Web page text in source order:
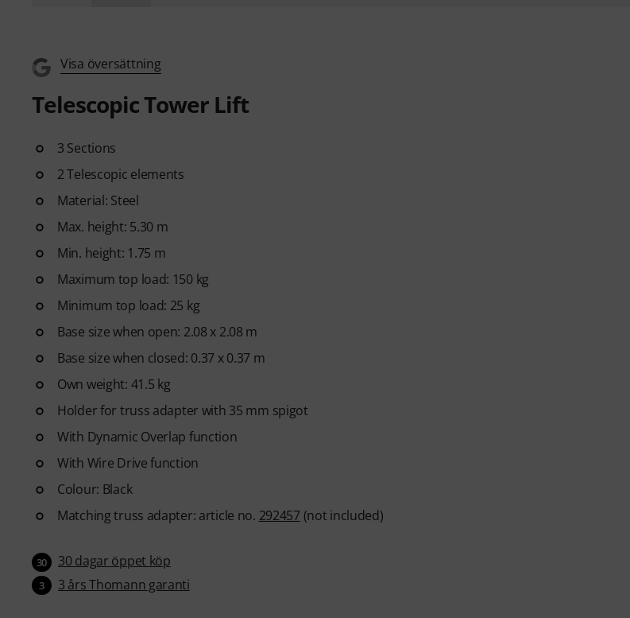
Visa översättning
Telescopic Tower Lift
3 Sections
2 Telescopic elements
Material: Steel
Max. height: 5.30 m
Min. height: 1.75 m
Maximum top load: 150 kg
Minimum top load: 25 kg
Base size when open: 2.08 x 2.08 m
Base size when closed: 0.37 x 0.37 m
Own weight: 41.5 kg
Holder for truss adapter with 35 mm spigot
With Dynamic Overlap function
With Wire Drive function
Colour: Black
Matching truss adapter: article no. 292457 (not included)
30 30 dagar öppet köp
3 3 års Thomann garanti